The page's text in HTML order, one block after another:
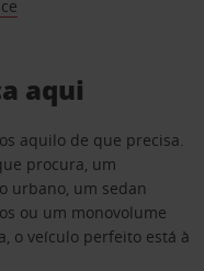
aqui
aquilo de que precisa.
procura, um
urbano, um sedan
ou um monovolume
o veículo perfeito está à